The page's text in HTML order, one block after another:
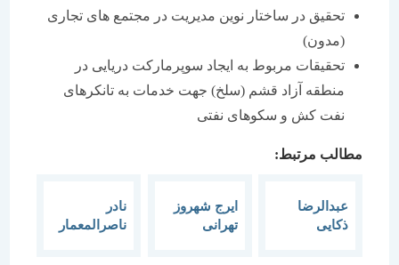
تحقیق در ساختار نوین مدیریت در مجتمع های تجاری
(مدون)
تحقیقات مربوط به ایجاد سوپرماركت دریایی در
منطقه آزاد قشم (سلخ) جهت خدمات به تانكرهای
نفت كش و سكوهای نفتی
مطالب مرتبط:
عبدالرضا
ایرج شهروز
تهرانی
ناصرالمعمار